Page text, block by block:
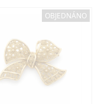
OBJEDNÁNO